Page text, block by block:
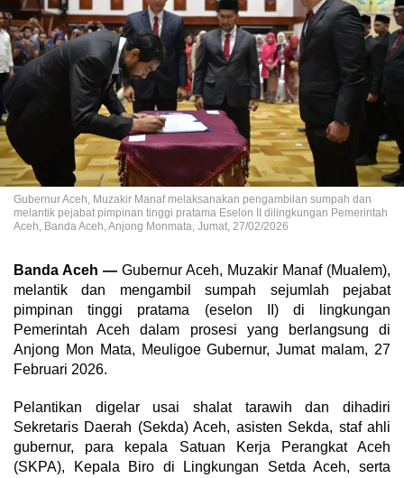
Gubernur Aceh, Muzakir Manaf melaksanakan pengambilan sumpah dan
melantik pejabat pimpinan tinggi pratama Eselon II dilingkungan Pemerintah
Aceh, Banda Aceh, Anjong Monmata, Jumat, 27/02/2026
Banda Aceh — Gubernur Aceh, Muzakir Manaf (Mualem),
melantik dan mengambil sumpah sejumlah pejabat
pimpinan tinggi pratama (eselon II) di lingkungan
Pemerintah Aceh dalam prosesi yang berlangsung di
Anjong Mon Mata, Meuligoe Gubernur, Jumat malam, 27
Februari 2026.
Pelantikan digelar usai shalat tarawih dan dihadiri
Sekretaris Daerah (Sekda) Aceh, asisten Sekda, staf ahli
gubernur, para kepala Satuan Kerja Perangkat Aceh
(SKPA), Kepala Biro di Lingkungan Setda Aceh, serta